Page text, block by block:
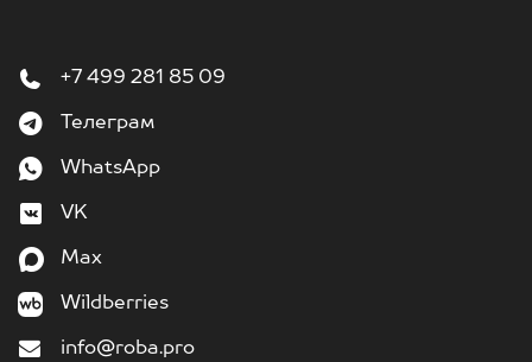
+7 499 281 85 09
Телеграм
WhatsApp
VK
Max
Wildberries
info@roba.pro